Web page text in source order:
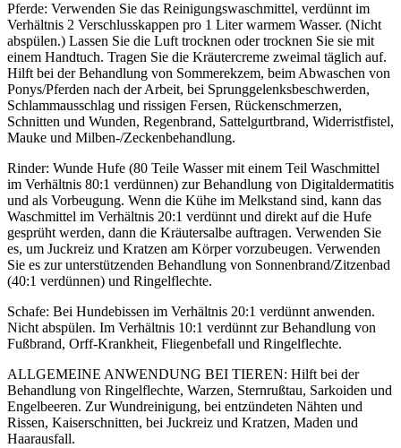
Pferde: Verwenden Sie das Reinigungswaschmittel, verdünnt im
Verhältnis 2 Verschlusskappen pro 1 Liter warmem Wasser. (Nicht
abspülen.) Lassen Sie die Luft trocknen oder trocknen Sie sie mit
einem Handtuch. Tragen Sie die Kräutercreme zweimal täglich auf.
Hilft bei der Behandlung von Sommerekzem, beim Abwaschen von
Ponys/Pferden nach der Arbeit, bei Sprunggelenksbeschwerden,
Schlammausschlag und rissigen Fersen, Rückenschmerzen,
Schnitten und Wunden, Regenbrand, Sattelgurtbrand, Widerristfistel,
Mauke und Milben-/Zeckenbehandlung.
Rinder: Wunde Hufe (80 Teile Wasser mit einem Teil Waschmittel
im Verhältnis 80:1 verdünnen) zur Behandlung von Digitaldermatitis
und als Vorbeugung. Wenn die Kühe im Melkstand sind, kann das
Waschmittel im Verhältnis 20:1 verdünnt und direkt auf die Hufe
gesprüht werden, dann die Kräutersalbe auftragen. Verwenden Sie
es, um Juckreiz und Kratzen am Körper vorzubeugen. Verwenden
Sie es zur unterstützenden Behandlung von Sonnenbrand/Zitzenbad
(40:1 verdünnen) und Ringelflechte.
Schafe: Bei Hundebissen im Verhältnis 20:1 verdünnt anwenden.
Nicht abspülen. Im Verhältnis 10:1 verdünnt zur Behandlung von
Fußbrand, Orff-Krankheit, Fliegenbefall und Ringelflechte.
ALLGEMEINE ANWENDUNG BEI TIEREN: Hilft bei der
Behandlung von Ringelflechte, Warzen, Sternrußtau, Sarkoiden und
Engelbeeren. Zur Wundreinigung, bei entzündeten Nähten und
Rissen, Kaiserschnitten, bei Juckreiz und Kratzen, Maden und
Haarausfall.